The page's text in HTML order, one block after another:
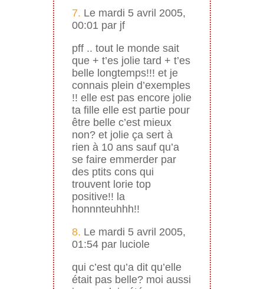
7. Le mardi 5 avril 2005,
00:01 par jf
pff .. tout le monde sait
que + t’es jolie tard + t’es
belle longtemps!!! et je
connais plein d’exemples
!! elle est pas encore jolie
ta fille elle est partie pour
être belle c’est mieux
non? et jolie ça sert à
rien à 10 ans sauf qu’a
se faire emmerder par
des ptits cons qui
trouvent lorie top
positive!! la
honnnteuhhh!!
8. Le mardi 5 avril 2005,
01:54 par luciole
qui c’est qu’a dit qu’elle
était pas belle? moi aussi